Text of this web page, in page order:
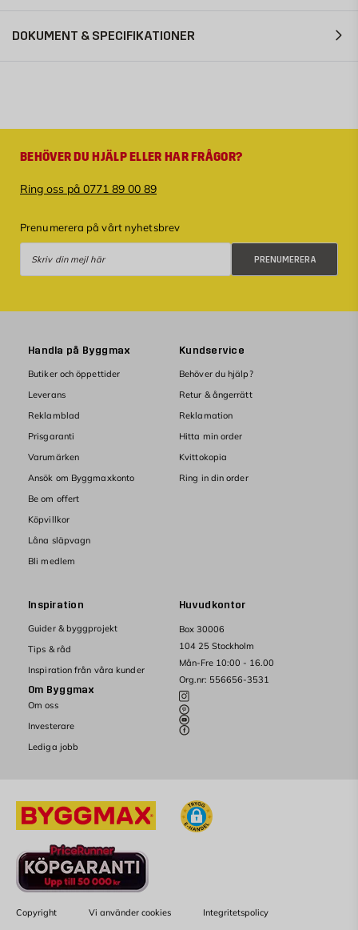
DOKUMENT & SPECIFIKATIONER
BEHÖVER DU HJÄLP ELLER HAR FRÅGOR?
Ring oss på 0771 89 00 89
Prenumerera på vårt nyhetsbrev
PRENUMERERA
Huvudkontor
Box 30006
104 25 Stockholm
Mån-Fre 10:00 - 16.00
Org.nr: 556656-3531
Handla på Byggmax
Butiker och öppettider
Leverans
Reklamblad
Prisgaranti
Varumärken
Ansök om Byggmaxkonto
Be om offert
Köpvillkor
Låna släpvagn
Bli medlem
Kundservice
Behöver du hjälp?
Retur & ångerrätt
Reklamation
Hitta min order
Kvittokopia
Ring in din order
Inspiration
Guider & byggprojekt
Tips & råd
Inspiration från våra kunder
Om Byggmax
Om oss
Investerare
Lediga jobb
Copyright Vi använder cookies Integritetspolicy